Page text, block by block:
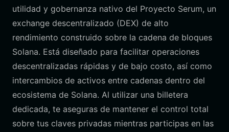
utilidad y gobernanza nativo del Proyecto Serum, un
exchange descentralizado (DEX) de alto
rendimiento construido sobre la cadena de bloques
Solana. Está diseñado para facilitar operaciones
descentralizadas rápidas y de bajo costo, así como
intercambios de activos entre cadenas dentro del
ecosistema de Solana. Al utilizar una billetera
dedicada, te aseguras de mantener el control total
sobre tus claves privadas mientras participas en las